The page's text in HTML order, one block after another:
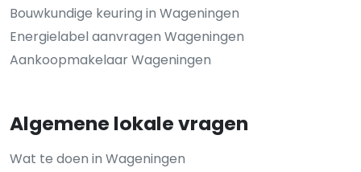
Bouwkundige keuring in Wageningen
Energielabel aanvragen Wageningen
Aankoopmakelaar Wageningen
Algemene lokale vragen
Wat te doen in Wageningen